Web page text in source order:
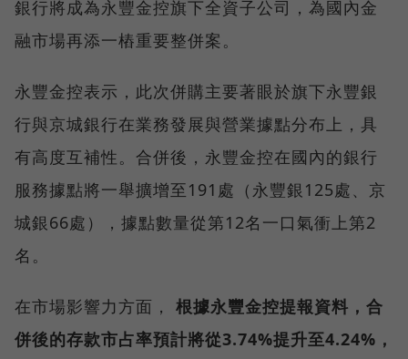
銀行將成為永豐金控旗下全資子公司，為國內金
融市場再添一樁重要整併案。
永豐金控表示，此次併購主要著眼於旗下永豐銀
行與京城銀行在業務發展與營業據點分布上，具
有高度互補性。合併後，永豐金控在國內的銀行
服務據點將一舉擴增至191處（永豐銀125處、京
城銀66處），據點數量從第12名一口氣衝上第2
名。
在市場影響力方面， 根據永豐金控提報資料，合
併後的存款市占率預計將從3.74%提升至4.24%，